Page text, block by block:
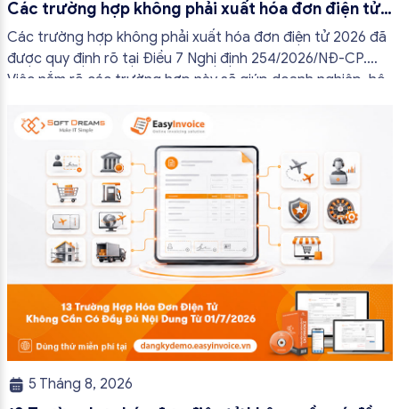
Các trường hợp không phải xuất hóa đơn điện tử
2026
Các trường hợp không phải xuất hóa đơn điện tử 2026 đã
được quy định rõ tại Điều 7 Nghị định 254/2026/NĐ-CP.
Việc nắm rõ các trường hợp này sẽ giúp doanh nghiệp, hộ
tránh lập hóa đơn không cần thiết hoặc áp […]
5 Tháng 8, 2026